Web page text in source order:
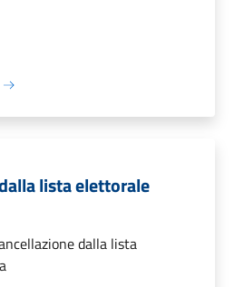
lista elettorale
dalla lista